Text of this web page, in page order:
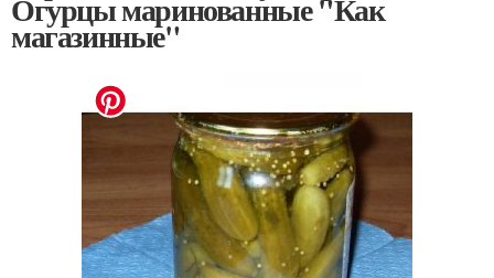
Огурцы маринованные "Как
магазинные"